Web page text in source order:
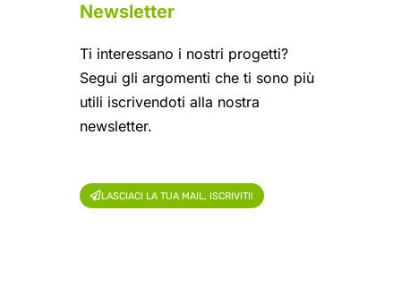
Newsletter
Ti interessano i nostri progetti?
Segui gli argomenti che ti sono più
utili iscrivendoti alla nostra
newsletter.
LASCIACI LA TUA MAIL, ISCRIVITI!